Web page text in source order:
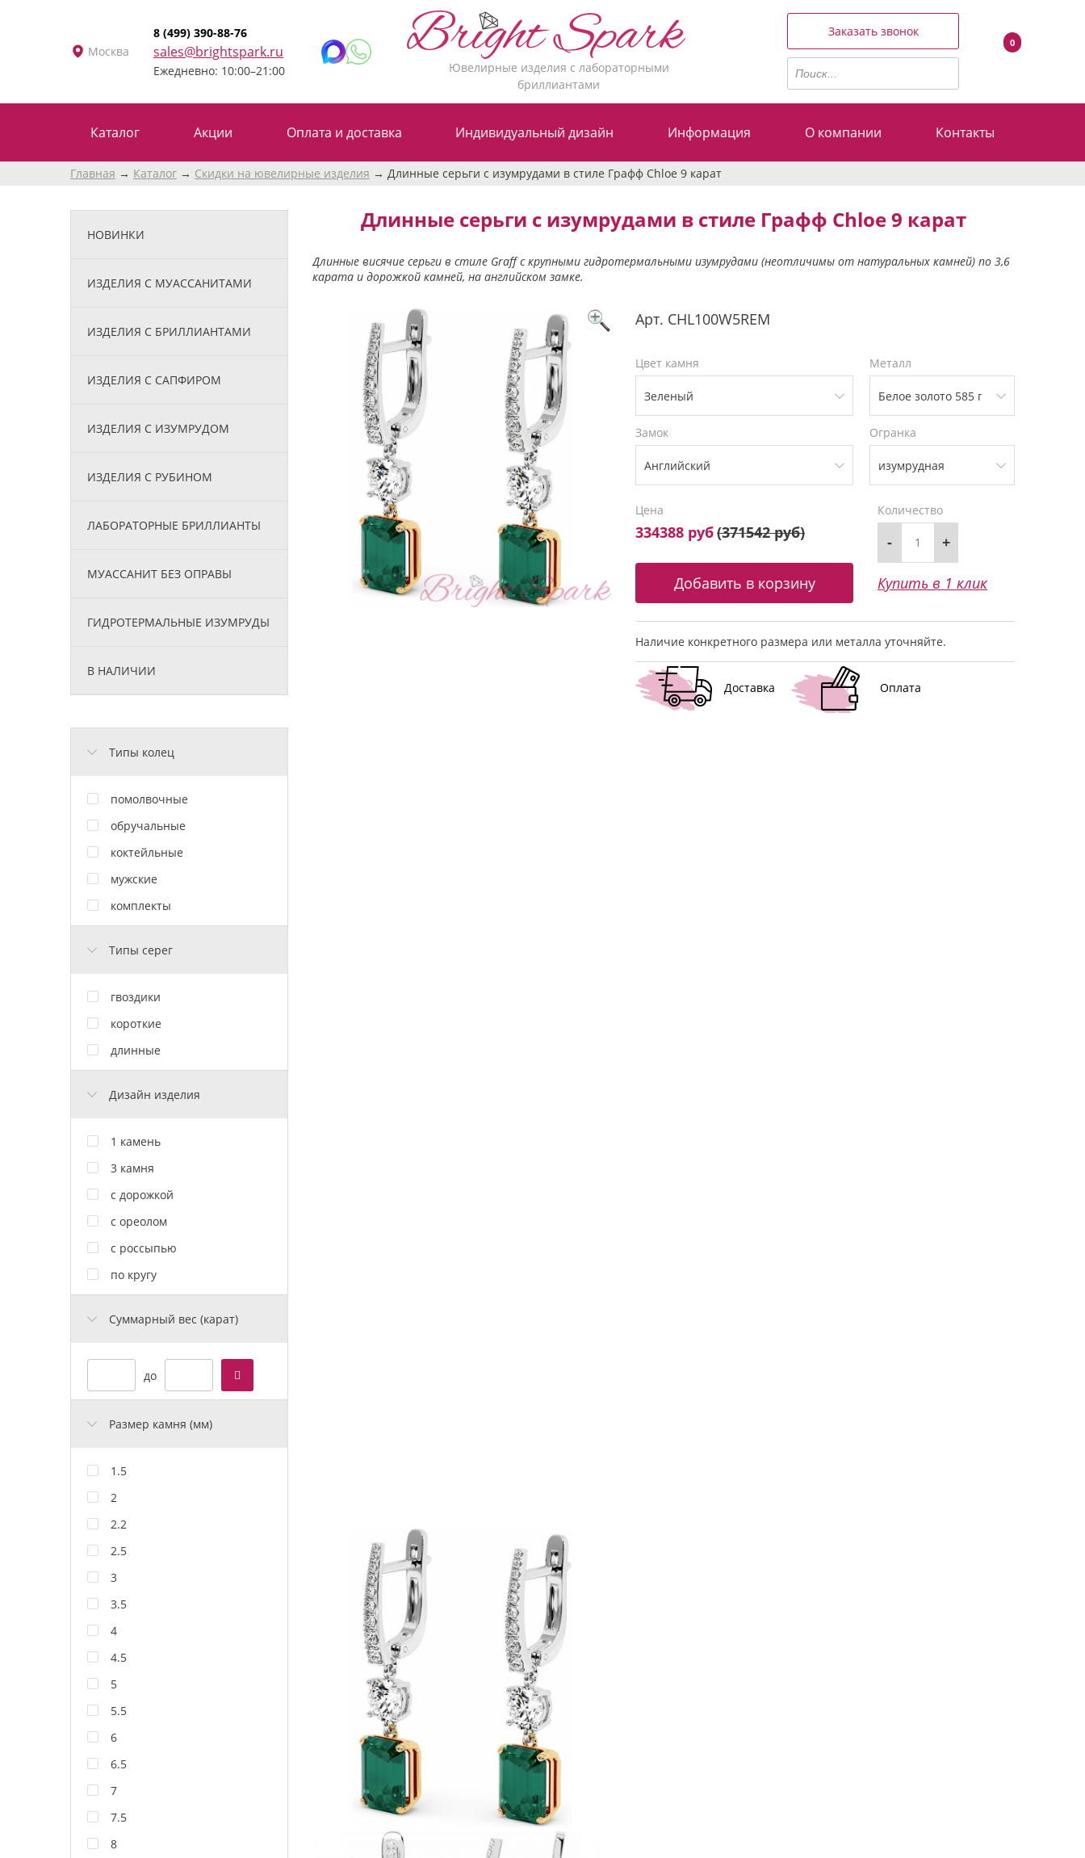
Москва
8 (499) 390-88-76
sales@brightspark.ru
Ежедневно: 10:00–21:00
Ювелирные изделия с лабораторными
бриллиантами
Заказать звонок
0
Каталог Акции Оплата и доставка Индивидуальный дизайн Информация О компании Контакты
Главная Каталог Скидки на ювелирные изделия Длинные серьги с изумрудами в стиле Графф Chloe 9 карат
НОВИНКИ
ИЗДЕЛИЯ С МУАССАНИТАМИ
ИЗДЕЛИЯ С БРИЛЛИАНТАМИ
ИЗДЕЛИЯ С САПФИРОМ
ИЗДЕЛИЯ С ИЗУМРУДОМ
ИЗДЕЛИЯ С РУБИНОМ
ЛАБОРАТОРНЫЕ БРИЛЛИАНТЫ
МУАССАНИТ БЕЗ ОПРАВЫ
ГИДРОТЕРМАЛЬНЫЕ ИЗУМРУДЫ
В НАЛИЧИИ
Типы колец
помолвочные
обручальные
коктейльные
мужские
комплекты
Типы серег
гвоздики
короткие
длинные
Дизайн изделия
1 камень
3 камня
с дорожкой
с ореолом
с россыпью
по кругу
Cуммарный вес (карат)
до
Размер камня (мм)
1.5
2
2.2
2.5
3
3.5
4
4.5
5
5.5
6
6.5
7
7.5
8
Длинные серьги с изумрудами в стиле Графф Chloe 9 карат
Длинные висячие серьги в стиле Graff с крупными гидротермальными изумрудами (неотличимы от натуральных камней) по 3,6
карата и дорожкой камней, на английском замке.
Арт. CHL100W5REM
Цвет камня Металл
Замок Огранка
Цена
334388 руб(371542 руб)
Количество
- +
Купить в 1 клик
Наличие конкретного размера или металла уточняйте.
Доставка Оплата